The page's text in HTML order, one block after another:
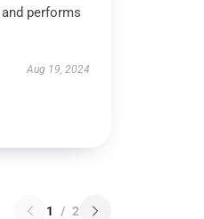
performs
Aug 19, 2024
1 / 2